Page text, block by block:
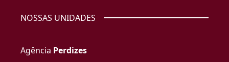
NOSSAS UNIDADES
Agência Perdizes